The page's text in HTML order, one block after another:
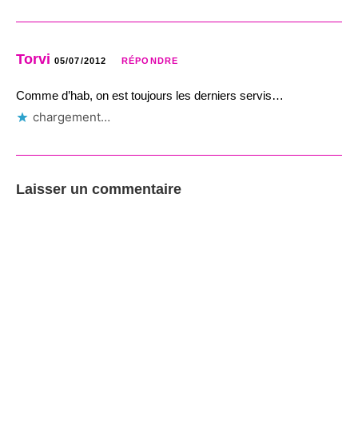
Torvi 05/07/2012 RÉPONDRE
Comme d’hab, on est toujours les derniers servis…
chargement…
Laisser un commentaire